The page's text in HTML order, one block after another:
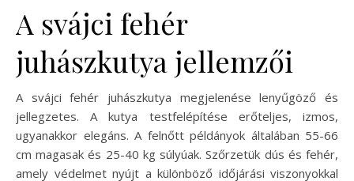
A svájci fehér
juhászkutya jellemzői
A svájci fehér juhászkutya megjelenése lenyűgöző és
jellegzetes. A kutya testfelépítése erőteljes, izmos,
ugyanakkor elegáns. A felnőtt példányok általában 55-66
cm magasak és 25-40 kg súlyúak. Szőrzetük dús és fehér,
amely védelmet nyújt a különböző időjárási viszonyokkal